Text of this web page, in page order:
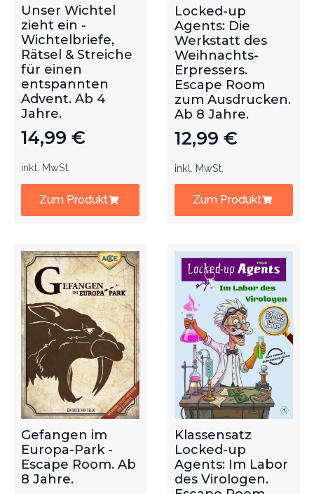
Unser Wichtel
zieht ein -
Wichtelbriefe,
Rätsel & Streiche
für einen
entspannten
Advent. Ab 4
Jahre.
14,99 €
inkl. MwSt.
Zum Produkt
Locked-up
Agents: Die
Werkstatt des
Weihnachts-
Erpressers.
Escape Room
zum Ausdrucken.
Ab 8 Jahre.
12,99 €
inkl. MwSt.
Zum Produkt
Gefangen im
Europa-Park -
Escape Room. Ab
8 Jahre.
Klassensatz
Locked-up
Agents: Im Labor
des Virologen.